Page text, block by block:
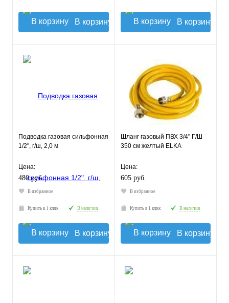
В корзину В корзину
Подводка газовая сильфонная
1/2", г/ш, 2,0 м
Цена:
480 руб.
В избранное
Купить в 1 клик В наличии
В корзину
Шланг газовый ПВХ 3/4" Г/Ш
350 см желтый ELKA
Цена:
605 руб.
В избранное
Купить в 1 клик В наличии
В корзину